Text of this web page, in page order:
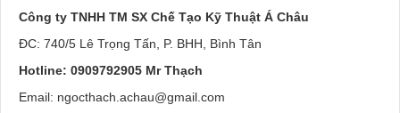
Công ty TNHH TM SX Chế Tạo Kỹ Thuật Á Châu
ĐC: 740/5 Lê Trọng Tấn, P. BHH, Bình Tân
Hotline: 0909792905 Mr Thạch
Email: ngocthach.achau@gmail.com